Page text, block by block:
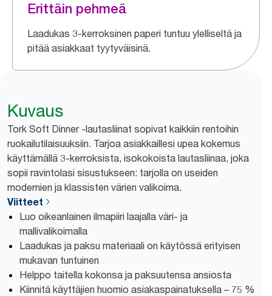
Erittäin pehmeä
Laadukas 3-kerroksinen paperi tuntuu ylelliseltä ja
pitää asiakkaat tyytyväisinä.
Kuvaus
Tork Soft Dinner -lautasliinat sopivat kaikkiin rentoihin
ruokailutilaisuuksiin. Tarjoa asiakkaillesi upea kokemus
käyttämällä 3-kerroksista, isokokoista lautasliinaa, joka
sopii ravintolasi sisustukseen: tarjolla on useiden
modernien ja klassisten värien valikoima.
Viitteet
Luo oikeanlainen ilmapiiri laajalla väri- ja
mallivalikoimalla
Laadukas ja paksu materiaali on käytössä erityisen
mukavan tuntuinen
Helppo taitella kokonsa ja paksuutensa ansiosta
Kiinnitä käyttäjien huomio asiakaspainatuksella – 75 %